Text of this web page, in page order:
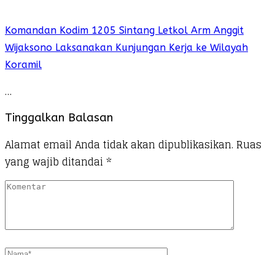
Komandan Kodim 1205 Sintang Letkol Arm Anggit
Wijaksono Laksanakan Kunjungan Kerja ke Wilayah
Koramil
…
Tinggalkan Balasan
Alamat email Anda tidak akan dipublikasikan. Ruas
yang wajib ditandai *